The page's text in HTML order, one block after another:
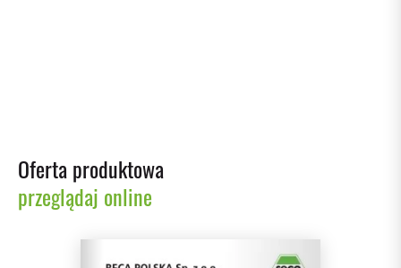
Oferta produktowa
przeglądaj online